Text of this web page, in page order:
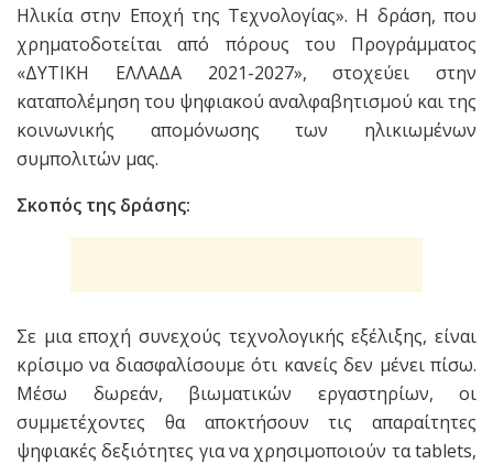
Ηλικία στην Εποχή της Τεχνολογίας». Η δράση, που
χρηματοδοτείται από πόρους του Προγράμματος
«ΔΥΤΙΚΗ ΕΛΛΑΔΑ 2021-2027», στοχεύει στην
καταπολέμηση του ψηφιακού αναλφαβητισμού και της
κοινωνικής απομόνωσης των ηλικιωμένων
συμπολιτών μας.
Σκοπός της δράσης:
Σε μια εποχή συνεχούς τεχνολογικής εξέλιξης, είναι
κρίσιμο να διασφαλίσουμε ότι κανείς δεν μένει πίσω.
Μέσω δωρεάν, βιωματικών εργαστηρίων, οι
συμμετέχοντες θα αποκτήσουν τις απαραίτητες
ψηφιακές δεξιότητες για να χρησιμοποιούν τα tablets,